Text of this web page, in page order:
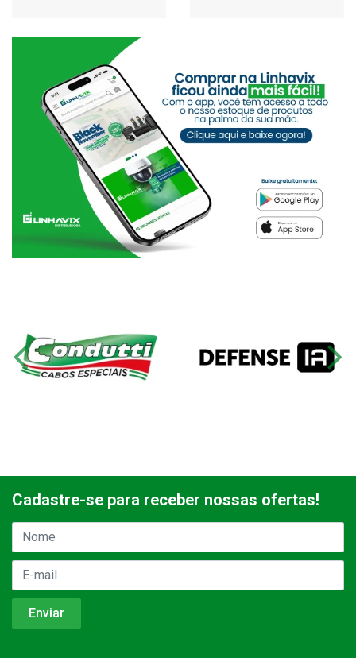
Cadastre-se para receber nossas ofertas!